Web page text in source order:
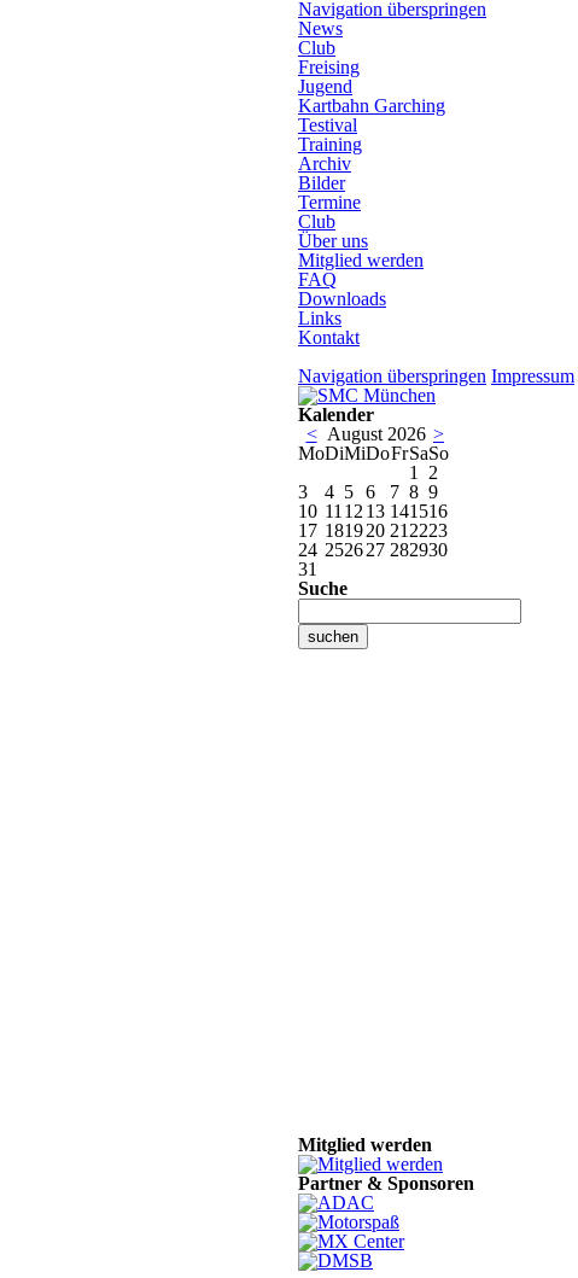
Navigation überspringen
News
Club
Freising
Jugend
Kartbahn Garching
Testival
Training
Archiv
Bilder
Termine
Club
Über uns
Mitglied werden
FAQ
Downloads
Links
Kontakt
Navigation überspringen Impressum
Kalender
< August 2026 >
MoDiMiDoFrSaSo
1
2
3
4 5 6 7 8 9
10 11 12 13 141516
17 181920 21 2223
24 252627 282930
31
Suche
Mitglied werden
Partner & Sponsoren